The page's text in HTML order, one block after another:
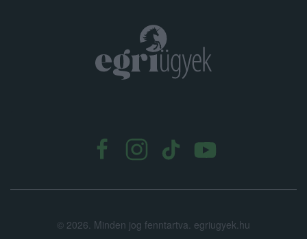
© 2026. Minden jog fenntartva. egriugyek.hu